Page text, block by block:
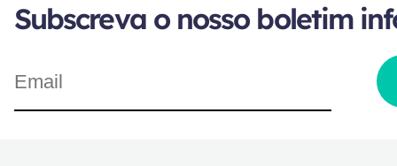
Subscreva o nosso boletim